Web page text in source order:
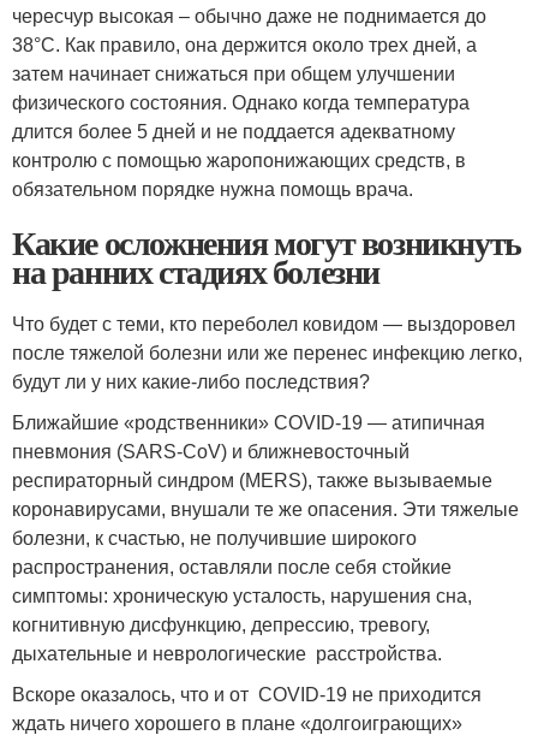
чересчур высокая – обычно даже не поднимается до
38°C. Как правило, она держится около трех дней, а
затем начинает снижаться при общем улучшении
физического состояния. Однако когда температура
длится более 5 дней и не поддается адекватному
контролю с помощью жаропонижающих средств, в
обязательном порядке нужна помощь врача.
Какие осложнения могут возникнуть
на ранних стадиях болезни
Что будет с теми, кто переболел ковидом — выздоровел
после тяжелой болезни или же перенес инфекцию легко,
будут ли у них какие-либо последствия?
Ближайшие «родственники» COVID-19 — атипичная
пневмония (SARS-CoV) и ближневосточный
респираторный синдром (MERS), также вызываемые
коронавирусами, внушали те же опасения. Эти тяжелые
болезни, к счастью, не получившие широкого
распространения, оставляли после себя стойкие
симптомы: хроническую усталость, нарушения сна,
когнитивную дисфункцию, депрессию, тревогу,
дыхательные и неврологические расстройства.
Вскоре оказалось, что и от COVID-19 не приходится
ждать ничего хорошего в плане «долгоиграющих»